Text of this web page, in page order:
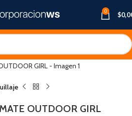
0 $
OUTDOOR GIRL